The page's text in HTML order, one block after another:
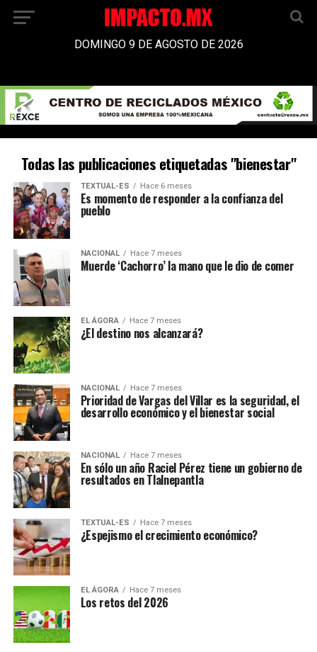
DOMINGO 9 DE AGOSTO DE 2026
Todas las publicaciones etiquetadas "bienestar"
TEXTUAL-ES Hace 6 meses
Es momento de responder a la confianza del
pueblo
NACIONAL Hace 7 meses
Muerde ‘Cachorro’ la mano que le dio de comer
EL ÁGORA Hace 7 meses
¿El destino nos alcanzará?
NACIONAL Hace 7 meses
Prioridad de Vargas del Villar es la seguridad, el
desarrollo económico y el bienestar social
NACIONAL Hace 7 meses
En sólo un año Raciel Pérez tiene un gobierno de
resultados en Tlalnepantla
TEXTUAL-ES Hace 7 meses
¿Espejismo el crecimiento económico?
EL ÁGORA Hace 7 meses
Los retos del 2026